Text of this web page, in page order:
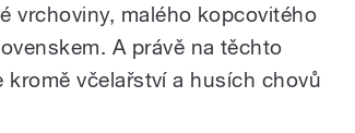
vrchoviny, malého kopcovitého
A právě na těchto
kromě včelařství a husích chovů